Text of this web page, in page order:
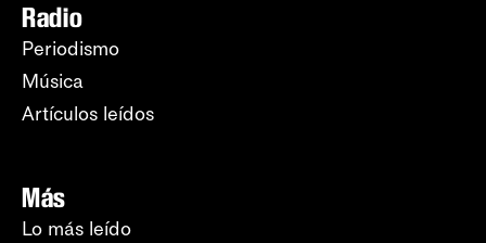
Radio
Periodismo
Música
Artículos leídos
Más
Lo más leído